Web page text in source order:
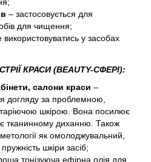
– застосовується для
для чищення;
у засобах
КРАСИ (BEAUTY-СФЕРІ):
салони краси –
догляду за проблемною,
шкірою. Вона посилює
тканинному диханню. Також
як омолоджувальний,
шкіри засіб;
тонізуюча ефірна олія для